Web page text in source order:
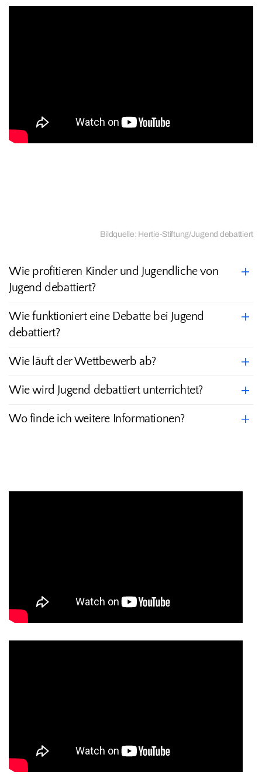
Bildquelle: Hertie-Stiftung/Jugend debattiert
Wie profitieren Kinder und Jugendliche von
Jugend debattiert?
Wie funktioniert eine Debatte bei Jugend
debattiert?
Wie läuft der Wettbewerb ab?
Wie wird Jugend debattiert unterrichtet?
Wo finde ich weitere Informationen?